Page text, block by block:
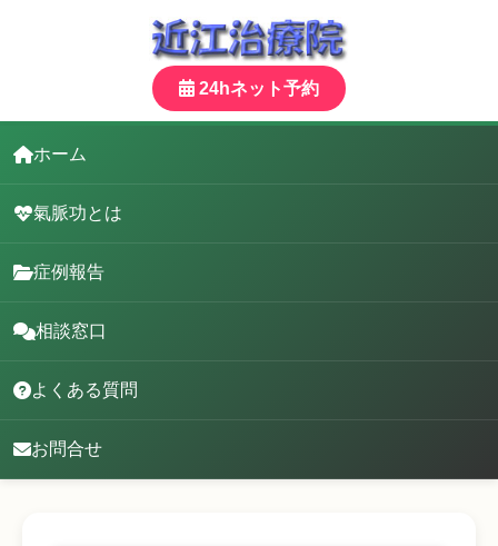
24hネット予約
ホーム
氣脈功とは
症例報告
相談窓口
よくある質問
お問合せ